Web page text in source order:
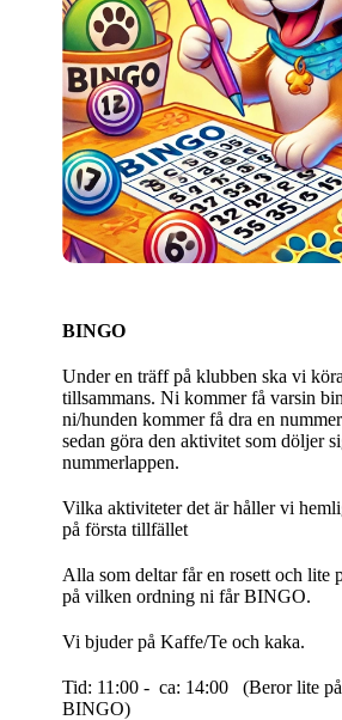
BINGO
Under en träff på klubben ska vi
tillsammans. Ni kommer få varsin
ni/hunden kommer få dra en
sedan göra den aktivitet som döljer
nummerlappen.
Vilka aktiviteter det är håller vi
på första tillfället
Alla som deltar får en rosett och lite
på vilken ordning ni får BINGO.
Vi bjuder på Kaffe/Te och kaka.
Tid: 11:00 - ca: 14:00 (Beror lite
BINGO)